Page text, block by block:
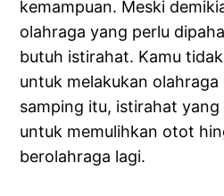
kemampuan. Meski
olahraga yang perlu
butuh istirahat. Kamu
untuk melakukan
samping itu, istirahat yang
untuk memulihkan otot
berolahraga lagi.